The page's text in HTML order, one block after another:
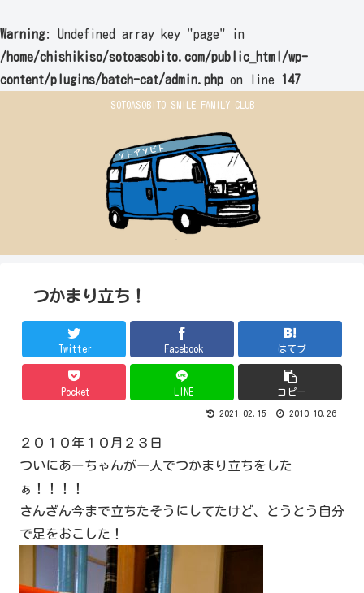
Warning: Undefined array key "page" in
/home/chishikiso/sotoasobito.com/public_html/wp-
content/plugins/batch-cat/admin.php on line 147
SOTOASOBITO SMILE FAMILY CLUB
つかまり立ち！
Twitter Facebook はてブ
Pocket LINE コピー
2021.02.15 2010.10.26
２０１０年１０月２３日
ついにあーちゃんが一人でつかまり立ちをした
ぁ！！！！
さんざん今まで立ちたそうにしてたけど、とうとう自分
で足をおこした！